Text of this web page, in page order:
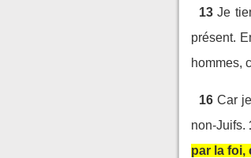
13 Je
présent.
hommes,
16 Car
non-Juifs.
par la foi,